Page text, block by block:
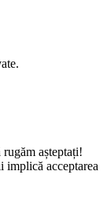
implică acceptarea